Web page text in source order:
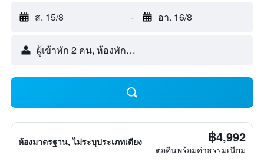
ส. 15/8 - อา. 16/8
ผู้เข้าพัก 2 คน, ห้องพัก 1 ห้อง
ห้องมาตรฐาน, ไม่ระบุประเภทเตียง ฿4,992
ต่อคืนพร้อมค่าธรรมเนียม